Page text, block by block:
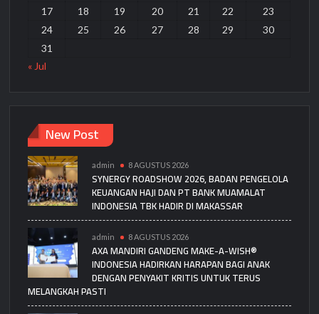
17
18 19 20 21 22
23
24
25 26 27 28 29
30
31
« Jul
New Post
admin 8 AGUSTUS 2026
SYNERGY ROADSHOW 2026, BADAN PENGELOLA
KEUANGAN HAJI DAN PT BANK MUAMALAT
INDONESIA TBK HADIR DI MAKASSAR
admin 8 AGUSTUS 2026
AXA MANDIRI GANDENG MAKE-A-WISH®
INDONESIA HADIRKAN HARAPAN BAGI ANAK
DENGAN PENYAKIT KRITIS UNTUK TERUS
MELANGKAH PASTI